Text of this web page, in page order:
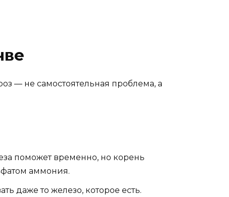
— не самостоятельная проблема, а
поможет временно, но корень
аммония.
даже то железо, которое есть.